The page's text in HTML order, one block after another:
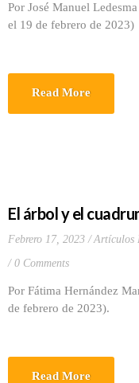
Por José Manuel
el 19 de febrero de 2023)
Read More
El árbol y el
Febrero 17, 2023 Artículos
0 Comments
Por Fátima Hernández
de febrero de 2023).
Read More